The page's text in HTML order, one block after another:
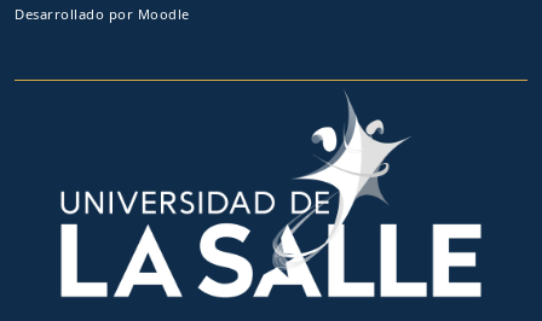
Desarrollado por Moodle